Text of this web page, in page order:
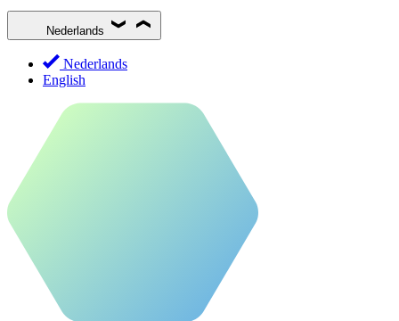
Nederlands
Nederlands
English